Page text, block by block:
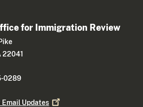
for Immigration Review
22041
0289
Email Updates